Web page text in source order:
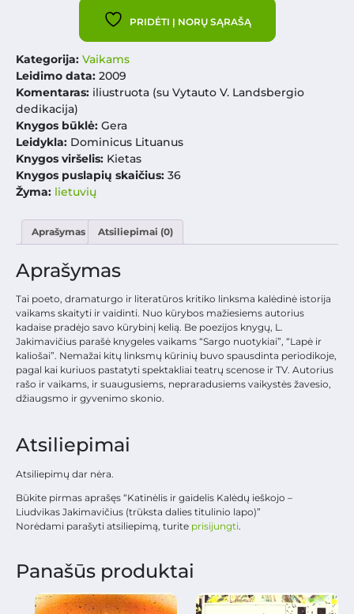
PRIDĖTI Į NORŲ SĄRAŠĄ
Kategorija: Vaikams
Leidimo data: 2009
Komentaras: iliustruota (su Vytauto V. Landsbergio
dedikacija)
Knygos būklė: Gera
Leidykla: Dominicus Lituanus
Knygos viršelis: Kietas
Knygos puslapių skaičius: 36
Žyma: lietuvių
Aprašymas Atsiliepimai (0)
Aprašymas
Tai poeto, dramaturgo ir literatūros kritiko linksma kalėdinė istorija
vaikams skaityti ir vaidinti. Nuo kūrybos mažiesiems autorius
kadaise pradėjo savo kūrybinį kelią. Be poezijos knygų, L.
Jakimavičius parašė knygeles vaikams “Sargo nuotykiai”, “Lapė ir
kaliošai”. Nemažai kitų linksmų kūrinių buvo spausdinta periodikoje,
pagal kai kuriuos pastatyti spektakliai teatrų scenose ir TV. Autorius
rašo ir vaikams, ir suaugusiems, nepraradusiems vaikystės žavesio,
džiaugsmo ir gyvenimo skonio.
Atsiliepimai
Atsiliepimų dar nėra.
Būkite pirmas aprašęs “Katinėlis ir gaidelis Kalėdų ieškojo –
Liudvikas Jakimavičius (trūksta dalies titulinio lapo)”
Norėdami parašyti atsiliepimą, turite prisijungti.
Panašūs produktai